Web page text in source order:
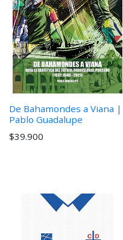
De Bahamondes a Viana |
Pablo Guadalupe
$39.900